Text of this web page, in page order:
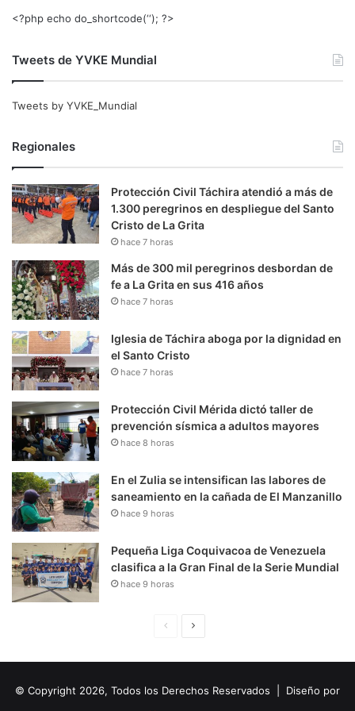
<?php echo do_shortcode(‘‘); ?>
Tweets de YVKE Mundial
Tweets by YVKE_Mundial
Regionales
Protección Civil Táchira atendió a más de
1.300 peregrinos en despliegue del Santo
Cristo de La Grita
hace 7 horas
Más de 300 mil peregrinos desbordan de
fe a La Grita en sus 416 años
hace 7 horas
Iglesia de Táchira aboga por la dignidad en
el Santo Cristo
hace 7 horas
Protección Civil Mérida dictó taller de
prevención sísmica a adultos mayores
hace 8 horas
En el Zulia se intensifican las labores de
saneamiento en la cañada de El Manzanillo
hace 9 horas
Pequeña Liga Coquivacoa de Venezuela
clasifica a la Gran Final de la Serie Mundial
hace 9 horas
i
u
© Copyright 2026, Todos los Derechos Reservados | Diseño por